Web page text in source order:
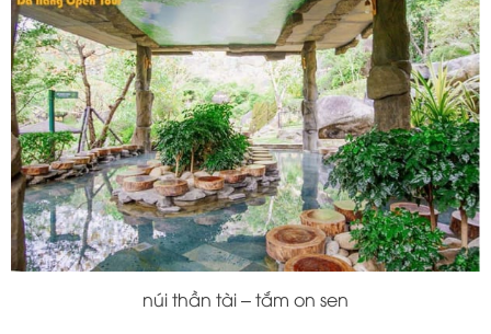
núi thần tài – tắm on sen